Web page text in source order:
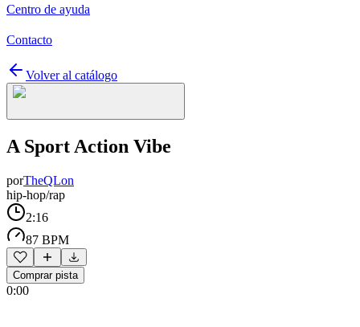
Centro de ayuda
Contacto
Volver al catálogo
A Sport Action Vibe
porTheQLon
hip-hop/rap
2:16
87 BPM
Comprar pista
0:00